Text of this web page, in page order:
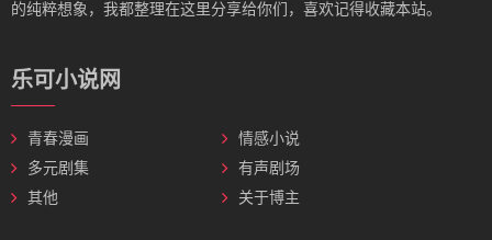
的纯粹想象，我都整理在这里分享给你们，喜欢记得收藏本站。
乐可小说网
青春漫画
情感小说
多元剧集
有声剧场
其他
关于博主